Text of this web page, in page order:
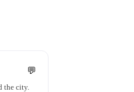
💬
the city.